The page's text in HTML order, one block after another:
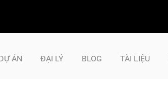
ÁN ĐẠI LÝ BLOG TÀI LIỆU